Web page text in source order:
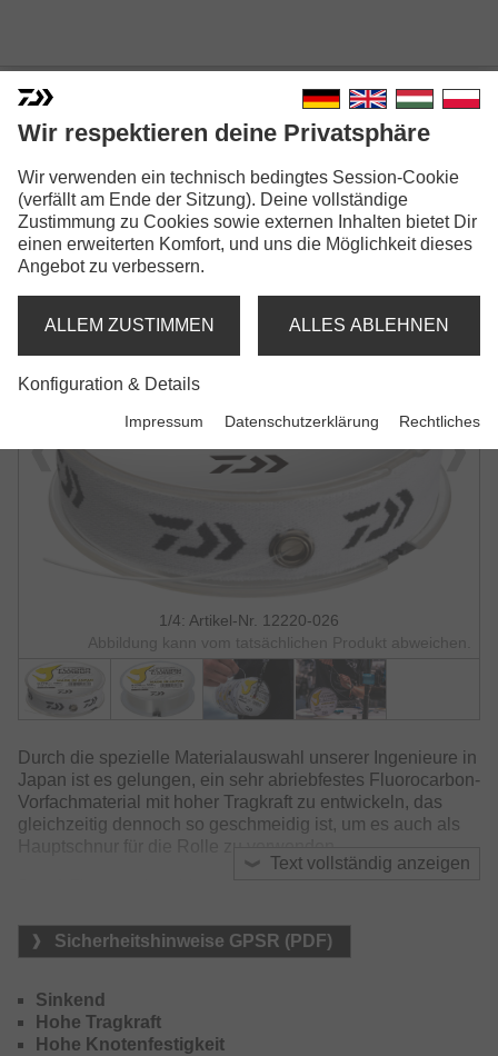
J-FLUOROCARBON
VORFACHSCHNUR | TRANSPARENT
1/4: Artikel-Nr. 12220-026
Abbildung kann vom tatsächlichen Produkt abweichen.
Text vollständig anzeigen
Durch die spezielle Materialauswahl unserer Ingenieure in
Japan ist es gelungen, ein sehr abriebfestes Fluorocarbon-
Vorfachmaterial mit hoher Tragkraft zu entwickeln, das
gleichzeitig dennoch so geschmeidig ist, um es auch als
Hauptschnur für die Rolle zu verwenden.
Ausgestattet mit Spulenband.
Sicherheitshinweise GPSR (PDF)
Sinkend
Hohe Tragkraft
Hohe Knotenfestigkeit
Wir respektieren deine Privatsphäre
Wir verwenden ein technisch bedingtes Session-Cookie
(verfällt am Ende der Sitzung). Deine vollständige
Zustimmung zu Cookies sowie externen Inhalten bietet Dir
einen erweiterten Komfort, und uns die Möglichkeit dieses
Angebot zu verbessern.
ALLEM ZUSTIMMEN ALLES ABLEHNEN
Konfiguration & Details
Impressum Datenschutzerklärung Rechtliches